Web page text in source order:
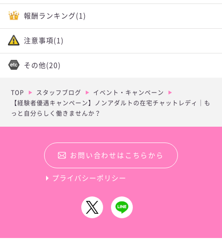
報酬ランキング (1)
注意事項(1)
その他 (20)
TOP スタッフブログ
イベント・キャンペーン
【経験者優遇キャンペーン】ノンアダルトの在宅チャットレディ｜も
っと自分らしく働きませんか？
お問い合わせはこちらから
プライバシーポリシー